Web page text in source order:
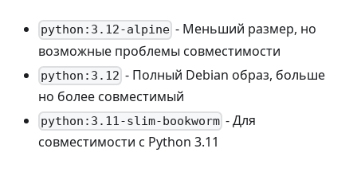
python:3.12-alpine - Меньший размер, но
возможные проблемы совместимости
python:3.12 - Полный Debian образ, больше
но более совместимый
python:3.11-slim-bookworm - Для
совместимости с Python 3.11